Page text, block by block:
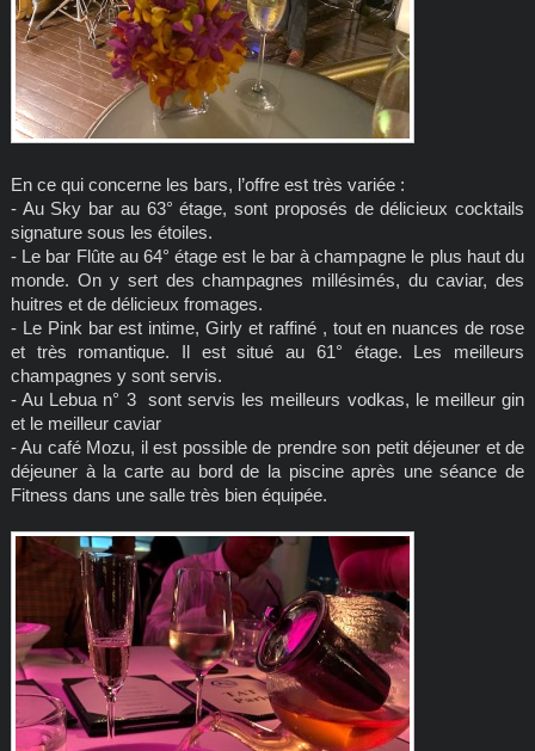
En ce qui concerne les bars, l’offre est très variée :
- Au Sky bar au 63° étage, sont proposés de délicieux cocktails
signature sous les étoiles.
- Le bar Flûte au 64° étage est le bar à champagne le plus haut du
monde. On y sert des champagnes millésimés, du caviar, des
huitres et de délicieux fromages.
- Le Pink bar est intime, Girly et raffiné , tout en nuances de rose
et très romantique. Il est situé au 61° étage. Les meilleurs
champagnes y sont servis.
- Au Lebua n° 3 sont servis les meilleurs vodkas, le meilleur gin
et le meilleur caviar
- Au café Mozu, il est possible de prendre son petit déjeuner et de
déjeuner à la carte au bord de la piscine après une séance de
Fitness dans une salle très bien équipée.